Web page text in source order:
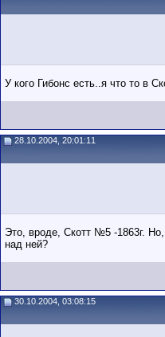
У кого Гибонс есть..я что то в
28.10.2004, 20:01:11
Это, вроде, Скотт №5 -1863г. Но,
над ней?
30.10.2004, 03:08:15